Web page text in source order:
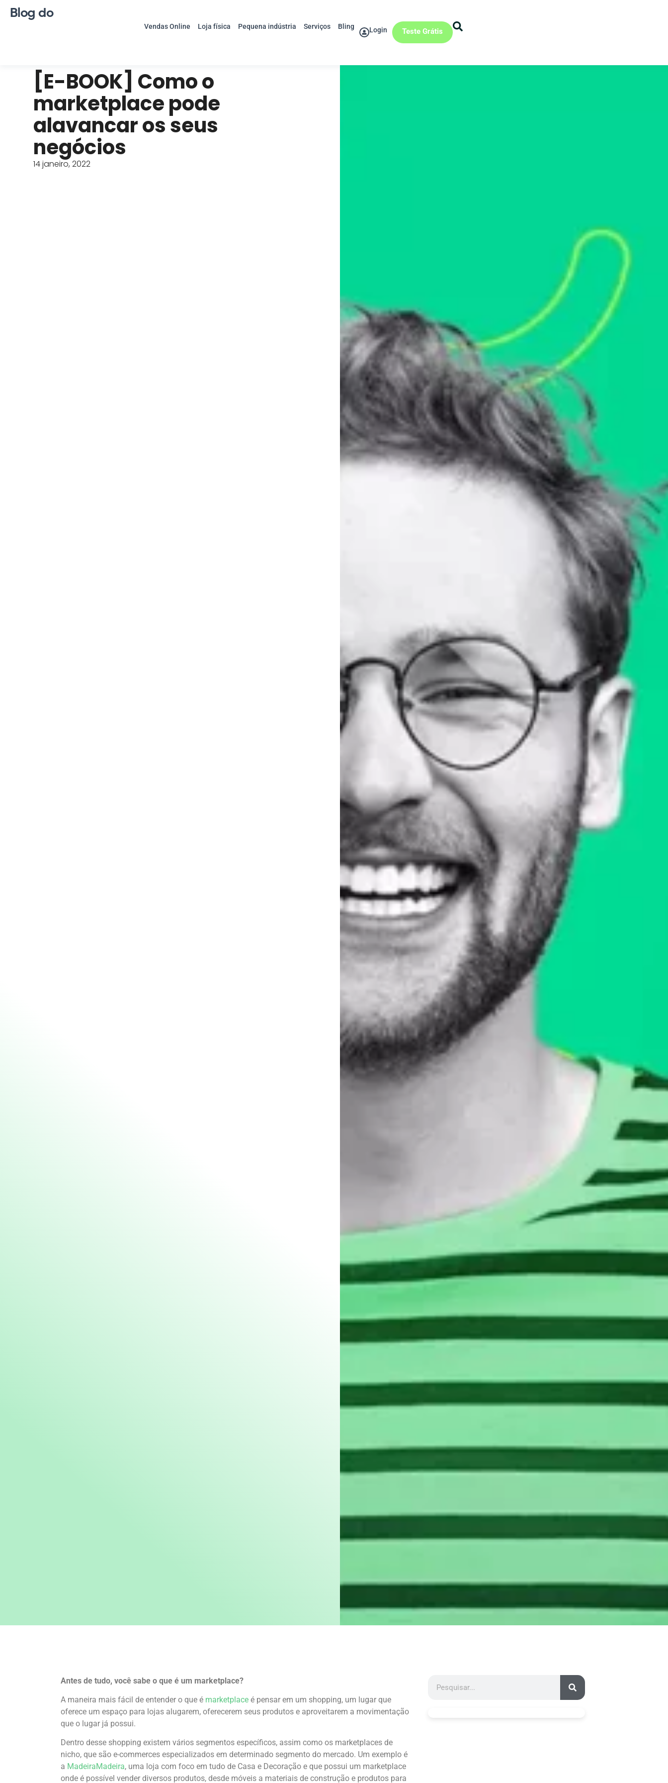
Blog do
Vendas Online Loja física Pequena indústria Serviços Bling Login Teste Grátis
[E-BOOK] Como o
marketplace pode
alavancar os seus
negócios
14 janeiro, 2022
Antes de tudo, você sabe o que é um marketplace?
A maneira mais fácil de entender o que é marketplace é pensar em um shopping, um lugar que
oferece um espaço para lojas alugarem, oferecerem seus produtos e aproveitarem a movimentação
que o lugar já possui.
Dentro desse shopping existem vários segmentos específicos, assim como os marketplaces de
nicho, que são e-commerces especializados em determinado segmento do mercado. Um exemplo é
a MadeiraMadeira, uma loja com foco em tudo de Casa e Decoração e que possui um marketplace
onde é possível vender diversos produtos, desde móveis a materiais de construção e produtos para